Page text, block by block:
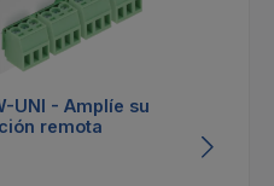
UNI - Amplíe su
remota